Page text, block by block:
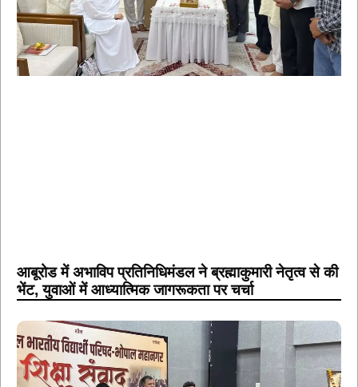
आबूरोड में अभाविप प्रतिनिधिमंडल ने ब्रह्माकुमारी नेतृत्व से की
भेंट, युवाओं में आध्यात्मिक जागरूकता पर चर्चा